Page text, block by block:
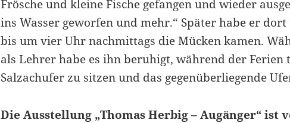
Frösche und kleine Fische gefangen und wieder
ins Wasser geworfen und mehr.“ Später habe er dort
bis um vier Uhr nachmittags die Mücken kamen.
als Lehrer habe es ihn beruhigt, während der Ferien
Salzachufer zu sitzen und das gegenüberliegende
Die Ausstellung „Thomas Herbig – Augänger“ ist